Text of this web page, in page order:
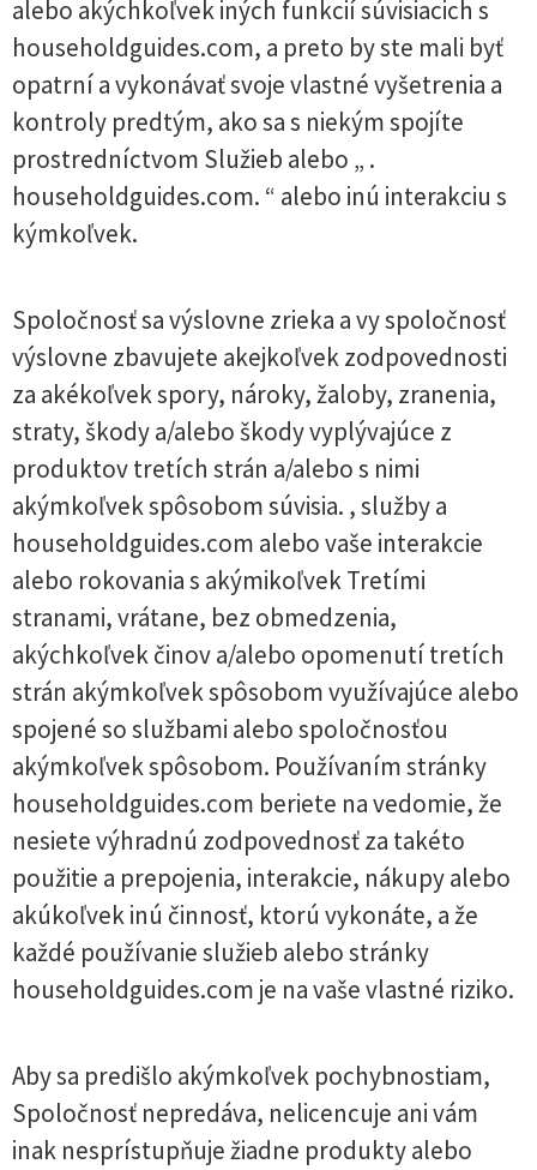
alebo akýchkoľvek iných funkcií súvisiacich s
householdguides.com, a preto by ste mali byť
opatrní a vykonávať svoje vlastné vyšetrenia a
kontroly predtým, ako sa s niekým spojíte
prostredníctvom Služieb alebo „ .
householdguides.com. “ alebo inú interakciu s
kýmkoľvek.
Spoločnosť sa výslovne zrieka a vy spoločnosť
výslovne zbavujete akejkoľvek zodpovednosti
za akékoľvek spory, nároky, žaloby, zranenia,
straty, škody a/alebo škody vyplývajúce z
produktov tretích strán a/alebo s nimi
akýmkoľvek spôsobom súvisia. , služby a
householdguides.com alebo vaše interakcie
alebo rokovania s akýmikoľvek Tretími
stranami, vrátane, bez obmedzenia,
akýchkoľvek činov a/alebo opomenutí tretích
strán akýmkoľvek spôsobom využívajúce alebo
spojené so službami alebo spoločnosťou
akýmkoľvek spôsobom. Používaním stránky
householdguides.com beriete na vedomie, že
nesiete výhradnú zodpovednosť za takéto
použitie a prepojenia, interakcie, nákupy alebo
akúkoľvek inú činnosť, ktorú vykonáte, a že
každé používanie služieb alebo stránky
householdguides.com je na vaše vlastné riziko.
Aby sa predišlo akýmkoľvek pochybnostiam,
Spoločnosť nepredáva, nelicencuje ani vám
inak nesprístupňuje žiadne produkty alebo